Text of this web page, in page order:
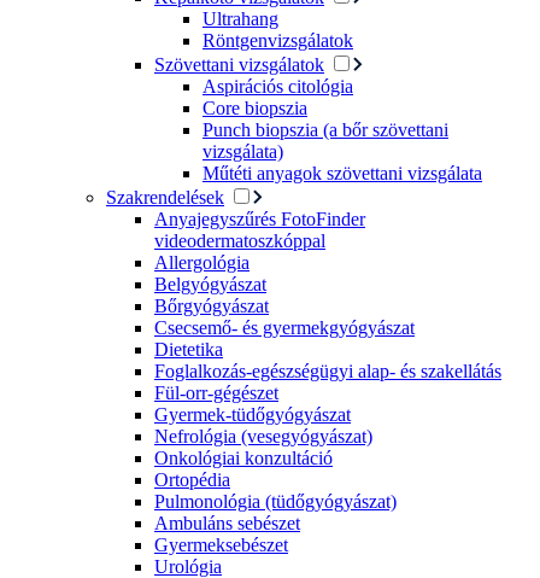
Ultrahang
Röntgenvizsgálatok
Szövettani vizsgálatok
Aspirációs citológia
Core biopszia
Punch biopszia (a bőr szövettani
vizsgálata)
Műtéti anyagok szövettani vizsgálata
Szakrendelések
Anyajegyszűrés FotoFinder
videodermatoszkóppal
Allergológia
Belgyógyászat
Bőrgyógyászat
Csecsemő- és gyermekgyógyászat
Dietetika
Foglalkozás-egészségügyi alap- és szakellátás
Fül-orr-gégészet
Gyermek-tüdőgyógyászat
Nefrológia (vesegyógyászat)
Onkológiai konzultáció
Ortopédia
Pulmonológia (tüdőgyógyászat)
Ambuláns sebészet
Gyermeksebészet
Urológia